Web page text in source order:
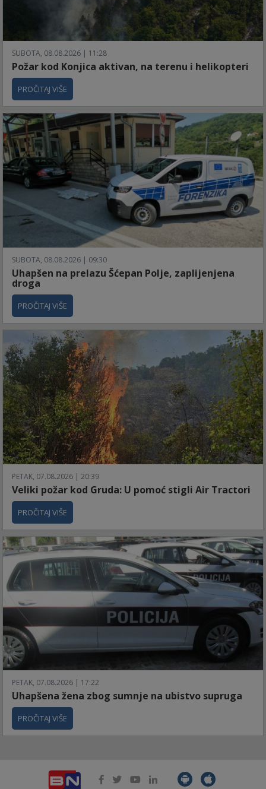
SUBOTA, 08.08.2026 | 11:28
Požar kod Konjica aktivan, na terenu i helikopteri
PROČITAJ VIŠE
SUBOTA, 08.08.2026 | 09:30
Uhapšen na prelazu Šćepan Polje, zaplijenjena
droga
PROČITAJ VIŠE
PETAK, 07.08.2026 | 20:39
Veliki požar kod Gruda: U pomoć stigli Air Tractori
PROČITAJ VIŠE
PETAK, 07.08.2026 | 17:22
Uhapšena žena zbog sumnje na ubistvo supruga
PROČITAJ VIŠE